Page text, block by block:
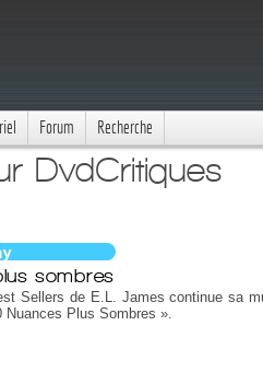
Forum Recherche
DvdCritiques
sombres
Sellers de E.L. James continue sa
Nuances Plus Sombres ».